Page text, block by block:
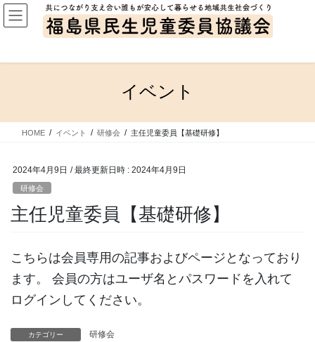
コ
ン
ツ
ッ
ナ
ビ
シ
移
イベント
HOME イベント 研修会 主任児童委員【基礎研修】
2024年4月9日 / 最終更新日時 : 2024年4月9日
研修会
主任児童委員【基礎研修】
こちらは会員専用の記事およびページとなっており
ます。 会員の方はユーザ名とパスワードを入れて
ログインしてください。
カテゴリー 研修会